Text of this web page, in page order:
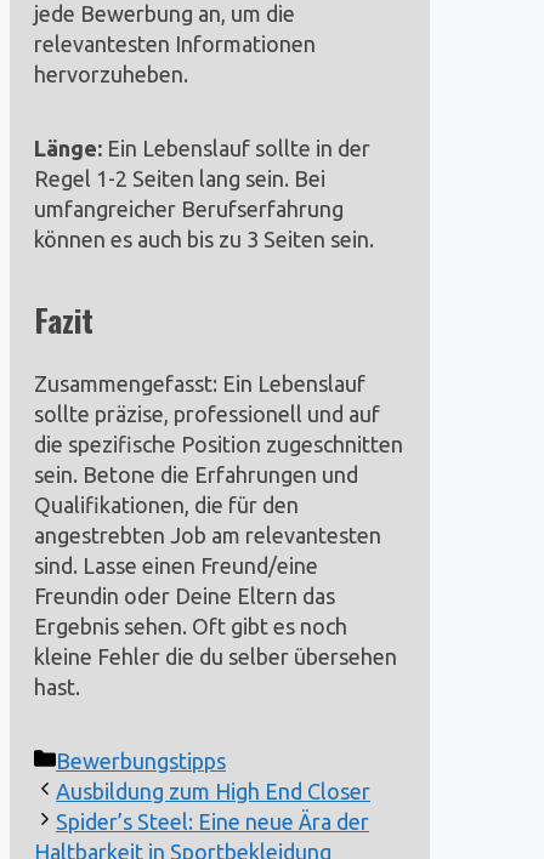
jede Bewerbung an, um die
relevantesten Informationen
hervorzuheben.
Länge: Ein Lebenslauf sollte in der
Regel 1-2 Seiten lang sein. Bei
umfangreicher Berufserfahrung
können es auch bis zu 3 Seiten sein.
Fazit
Zusammengefasst: Ein Lebenslauf
sollte präzise, professionell und auf
die spezifische Position zugeschnitten
sein. Betone die Erfahrungen und
Qualifikationen, die für den
angestrebten Job am relevantesten
sind. Lasse einen Freund/eine
Freundin oder Deine Eltern das
Ergebnis sehen. Oft gibt es noch
kleine Fehler die du selber übersehen
hast.
Kategorien
Bewerbungstipps
Ausbildung zum High End Closer
Spider’s Steel: Eine neue Ära der
Haltbarkeit in Sportbekleidung